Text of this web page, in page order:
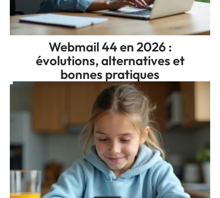
Webmail 44 en 2026 :
évolutions, alternatives et
bonnes pratiques